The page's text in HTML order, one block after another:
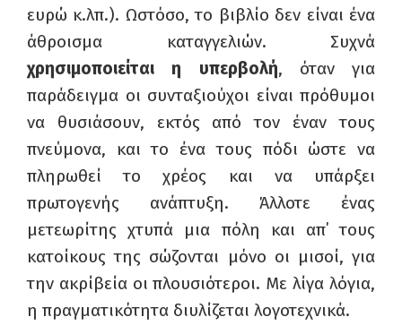
ευρώ κ.λπ.). Ωστόσο, το βιβλίο δεν είναι ένα
άθροισμα καταγγελιών. Συχνά
χρησιμοποιείται η υπερβολή, όταν για
παράδειγμα οι συνταξιούχοι είναι πρόθυμοι
να θυσιάσουν, εκτός από τον έναν τους
πνεύμονα, και το ένα τους πόδι ώστε να
πληρωθεί το χρέος και να υπάρξει
πρωτογενής ανάπτυξη. Άλλοτε ένας
μετεωρίτης χτυπά μια πόλη και απ΄ τους
κατοίκους της σώζονται μόνο οι μισοί, για
την ακρίβεία οι πλουσιότεροι. Με λίγα λόγια,
η πραγματικότητα διυλίζεται λογοτεχνικά.